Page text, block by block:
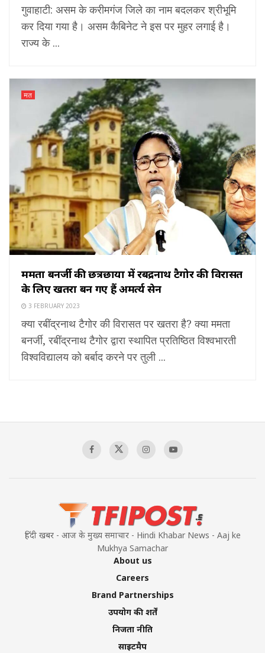
गुवाहाटी: असम के करीमगंज जिले का नाम बदलकर श्रीभूमि
कर दिया गया है। असम कैबिनेट ने इस पर मुहर लगाई है।
राज्य के ...
मत
ममता बनर्जी की छत्रछाया में रबींद्रनाथ टैगोर की विरासत
के लिए खतरा बन गए हैं अमर्त्य सेन
3 FEBRUARY 2023
क्या रबींद्रनाथ टैगोर की विरासत पर खतरा है? क्या ममता
बनर्जी, रबींद्रनाथ टैगोर द्वारा स्थापित प्रतिष्ठित विश्वभारती
विश्वविद्यालय को बर्बाद करने पर तुली ...
हिंदी खबर - आज के मुख्य समाचार - Hindi Khabar News - Aaj ke
Mukhya Samachar
About us
Careers
Brand Partnerships
उपयोग की शर्तें
निजता नीति
साइटमैप